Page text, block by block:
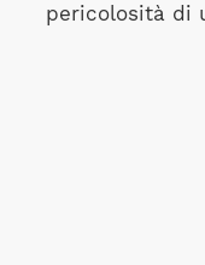
pericolosità di